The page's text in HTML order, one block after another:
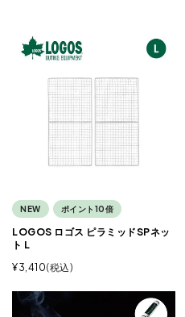
NEW ポイント10倍
LOGOS ロゴス ピラミッドSPネッ
ト L
¥3,410 税込